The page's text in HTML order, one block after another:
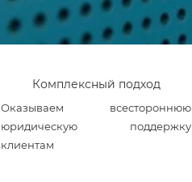
Комплексный подход
Оказываем всестороннюю
юридическую поддержку
клиентам